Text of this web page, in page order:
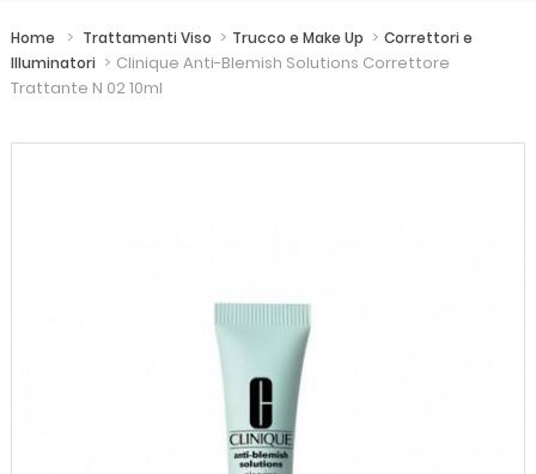
Home > Trattamenti Viso > Trucco e Make Up > Correttori e
Illuminatori > Clinique Anti-Blemish Solutions Correttore
Trattante N 02 10ml